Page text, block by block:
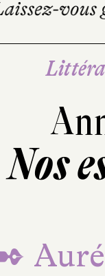
Nos